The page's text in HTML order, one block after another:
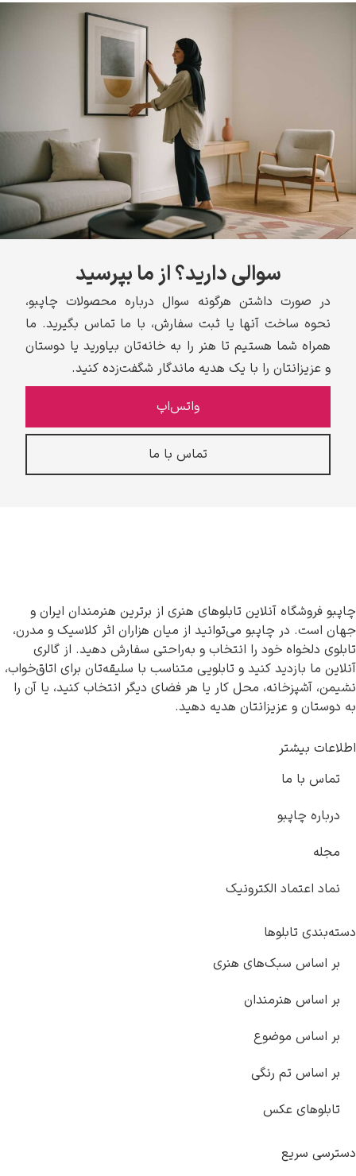
سوالی دارید؟ از ما بپرسید
در صورت داشتن هرگونه سوال درباره محصولات چاپبو،
نحوه ساخت آنها یا ثبت سفارش، با ما تماس بگیرید. ما
همراه شما هستیم تا هنر را به خانه‌تان بیاورید یا دوستان
و عزیزانتان را با یک هدیه ماندگار شگفت‌زده کنید.
واتس‌اپ
تماس با ما
چاپبو فروشگاه آنلاین تابلوهای هنری از برترین هنرمندان ایران و
جهان است. در چاپبو می‌توانید از میان هزاران اثر کلاسیک و مدرن،
تابلوی دلخواه خود را انتخاب و به‌راحتی سفارش دهید. از گالری
آنلاین ما بازدید کنید و تابلویی متناسب با سلیقه‌تان برای اتاق‌خواب،
نشیمن، آشپزخانه، محل کار یا هر فضای دیگر انتخاب کنید، یا آن را
به دوستان و عزیزانتان هدیه دهید.
اطلاعات بیشتر
تماس با ما
درباره چاپبو
مجله
نماد اعتماد الکترونیک
دسته‌بندی تابلوها
بر اساس سبک‌های هنری
بر اساس هنرمندان
بر اساس موضوع
بر اساس تم رنگی
تابلوهای عکس
دسترسی سریع